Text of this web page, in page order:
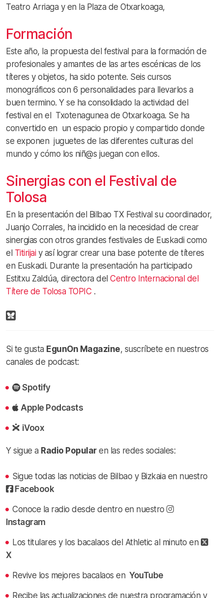
Teatro Arriaga y en la Plaza de Otxarkoaga,
Formación
Este año, la propuesta del festival para la formación de
profesionales y amantes de las artes escénicas de los
títeres y objetos, ha sido potente. Seis cursos
monográficos con 6 personalidades para llevarlos a
buen termino. Y se ha consolidado la actividad del
festival en el Txotenagunea de Otxarkoaga. Se ha
convertido en un espacio propio y compartido donde
se exponen juguetes de las diferentes culturas del
mundo y cómo los niñ@s juegan con ellos.
Sinergias con el Festival de
Tolosa
En la presentación del Bilbao TX Festival su coordinador,
Juanjo Corrales, ha incidido en la necesidad de crear
sinergias con otros grandes festivales de Euskadi como
el Titirijaiy así lograr crear una base potente de títeres
en Euskadi. Durante la presentación ha participado
Estitxu Zaldúa, directora del Centro Internacional del
Títere de Tolosa TOPIC .
Si te gusta EgunOn Magazine, suscríbete en nuestros
canales de podcast:
Spotify
Apple Podcasts
iVoox
Y sigue a Radio Popularen las redes sociales:
Sigue todas las noticias de Bilbao y Bizkaia en nuestro
Facebook
Conoce la radio desde dentro en nuestro
Instagram
Los titulares y los bacalaos del Athletic al minuto en
X
Revive los mejores bacalaos en YouTube
Recibe las actualizaciones de nuestra programación y